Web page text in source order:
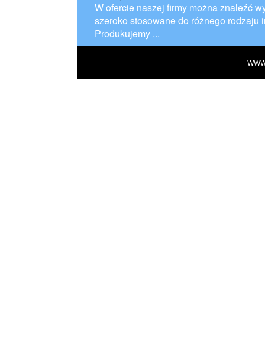
W ofercie naszej firmy można znaleźć
szeroko stosowane do różnego rodzaju
Produkujemy ...